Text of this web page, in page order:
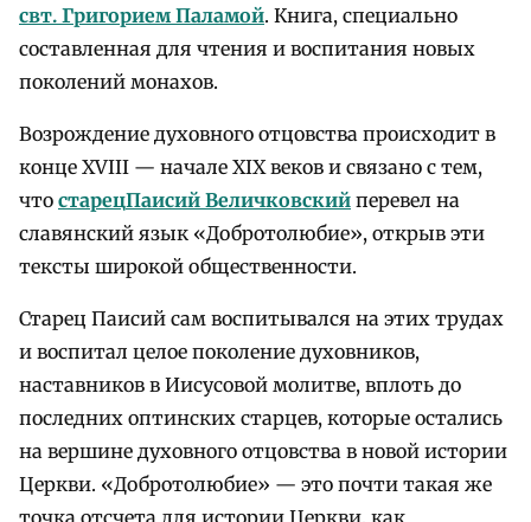
свт. Григорием Паламой. Книга, специально
составленная для чтения и воспитания новых
поколений монахов.
Возрождение духовного отцовства происходит в
конце XVIII — начале XIX веков и связано с тем,
что старецПаисий Величковский перевел на
славянский язык «Добротолюбие», открыв эти
тексты широкой общественности.
Старец Паисий сам воспитывался на этих трудах
и воспитал целое поколение духовников,
наставников в Иисусовой молитве, вплоть до
последних оптинских старцев, которые остались
на вершине духовного отцовства в новой истории
Церкви. «Добротолюбие» — это почти такая же
точка отсчета для истории Церкви, как